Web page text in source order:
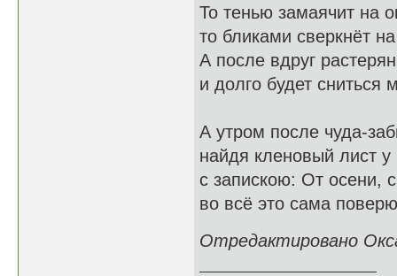
То тенью замаячит на
то бликами сверкнёт
А после вдруг
и долго будет сниться
А утром после чуда-
найдя кленовый лист у
с запискою: От осени,
во всё это сама
Отредактировано